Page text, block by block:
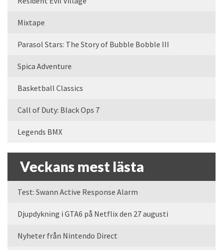
Mixtape
Parasol Stars: The Story of Bubble Bobble III
Spica Adventure
Basketball Classics
Call of Duty: Black Ops 7
Legends BMX
Veckans mest lästa
Test: Swann Active Response Alarm
Djupdykning i GTA6 på Netflix den 27 augusti
Nyheter från Nintendo Direct